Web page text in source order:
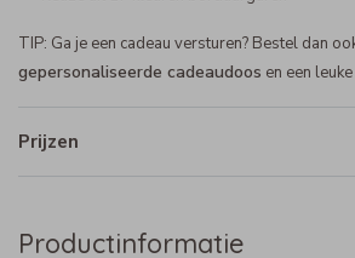
TIP: Ga je een cadeau versturen? Bestel dan
gepersonaliseerde cadeaudoos en een leuke
Prijzen
Productinformatie